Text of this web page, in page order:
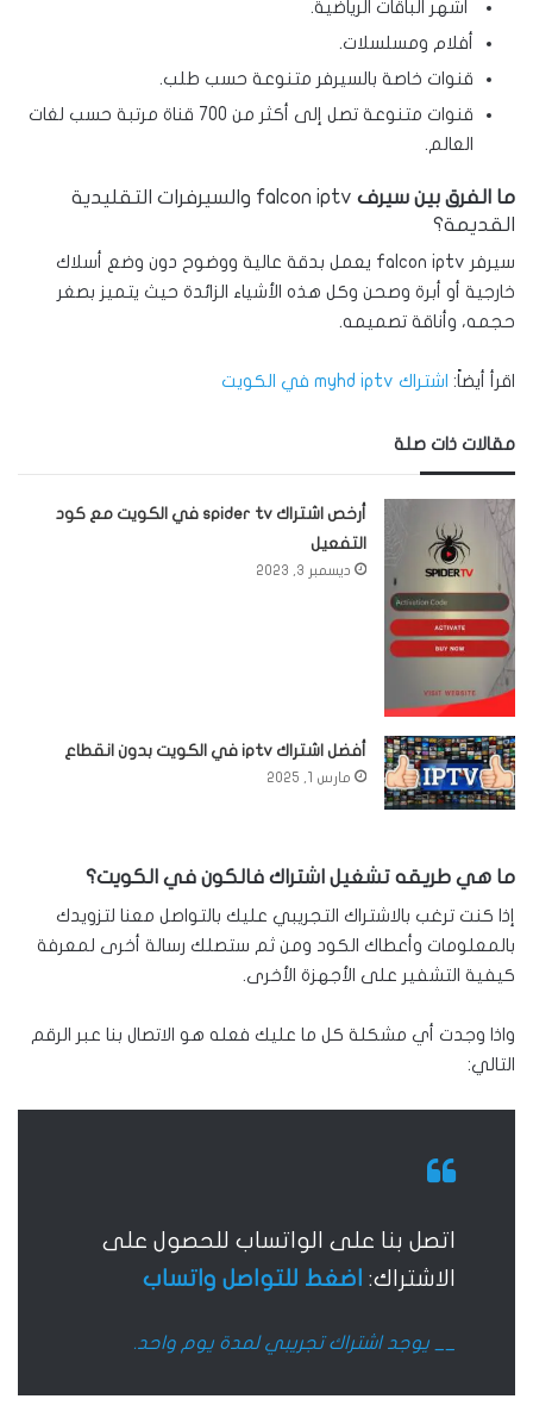
أشهر الباقات الرياضية.
أفلام ومسلسلات.
قنوات خاصة بالسيرفر متنوعة حسب طلب.
قنوات متنوعة تصل إلى أكثر من 700 قناة
مرتبة حسب لغات
العالم.
ما الفرق بين سيرف
falcon iptv والسيرفرات التقليدية
القديمة؟
سيرفر falcon iptv يعمل بدقة عالية ووضوح دون وضع أسلاك
خارجية أو أبرة وصحن وكل هذه الأشياء الزائدة حيث يتميز بصغر
حجمه، وأناقة تصميمه.
اقرأ أيضاً: اشتراك myhd iptv في الكويت
مقالات ذات صلة
أرخص اشتراك spider tv في الكويت مع كود
التفعيل
ديسمبر 3, 2023
أفضل اشتراك iptv في الكويت بدون انقطاع
مارس 1, 2025
ما هي طريقه تشغيل اشتراك فالكون في الكويت؟
إذا كنت ترغب بالاشتراك التجريبي عليك بالتواصل معنا لتزويدك
بالمعلومات وأعطاك الكود ومن ثم ستصلك رسالة أخرى لمعرفة
كيفية التشفير على الأجهزة الأخرى.
واذا وجدت أي مشكلة كل ما عليك فعله هو الاتصال بنا عبر الرقم
التالي:
اتصل بنا على الواتساب للحصول على
الاشتراك: اضغط للتواصل واتساب
__ يوجد اشتراك تجريبي لمدة يوم واحد.